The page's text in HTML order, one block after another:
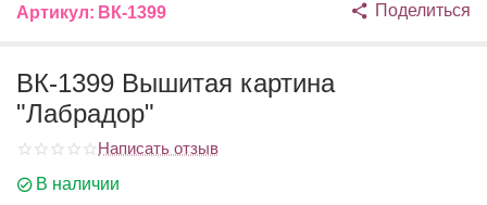
Артикул: ВК-1399 Поделиться
ВК-1399 Вышитая картина
"Лабрадор"
Написать отзыв
В наличии